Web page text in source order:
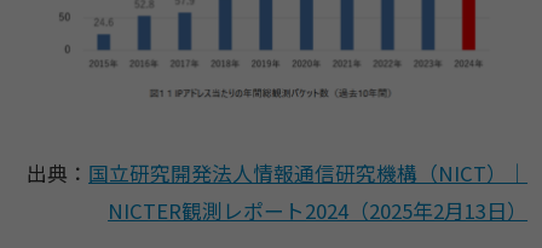
出典： 国立研究開発法人情報通信研究機構（NICT）｜
NICTER観測レポート2024（2025年2月13日）